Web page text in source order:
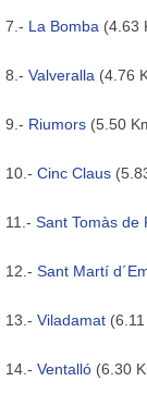
7.- La Bomba (4.63
8.- Valveralla (4.76
9.- Riumors (5.50
10.- Cinc Claus
11.- Sant Tomàs de
12.- Sant Martí
13.- Viladamat
14.- Ventalló (6.30